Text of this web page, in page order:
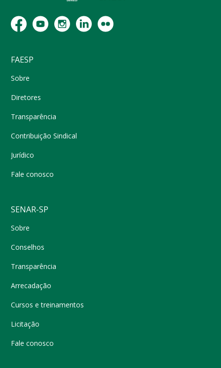
FAESP
Sobre
Diretores
Transparência
Contribuição Sindical
Jurídico
Fale conosco
SENAR-SP
Sobre
Conselhos
Transparência
Arrecadação
Cursos e treinamentos
Licitação
Fale conosco